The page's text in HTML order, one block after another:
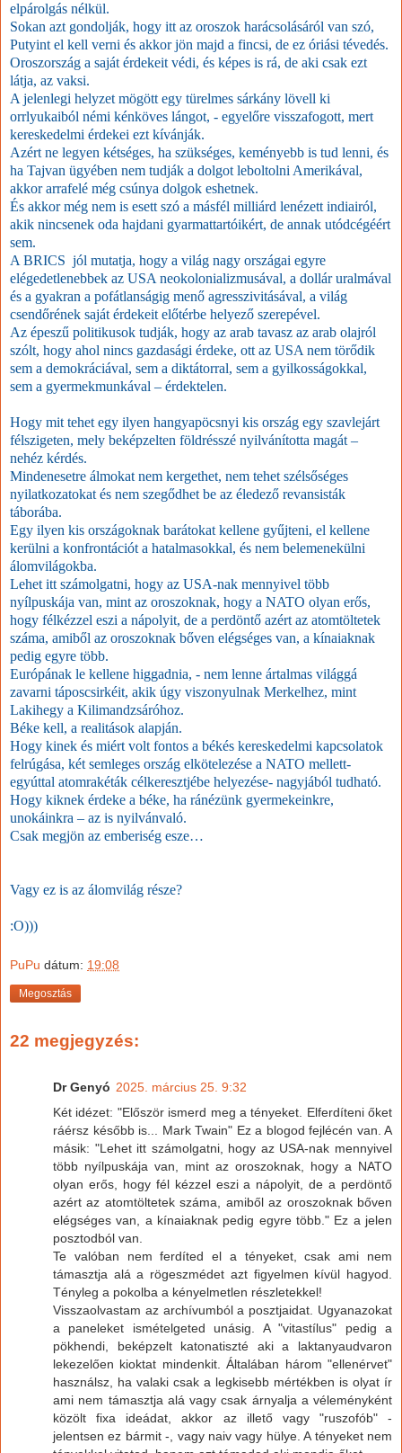
elpárolgás nélkül.
Sokan azt gondolják, hogy itt az oroszok harácsolásáról van szó,
Putyint el kell verni és akkor jön majd a fincsi, de ez óriási tévedés.
Oroszország a saját érdekeit védi, és képes is rá, de aki csak ezt
látja, az vaksi.
A jelenlegi helyzet mögött egy türelmes sárkány lövell ki
orrlyukaiból némi kénköves lángot, - egyelőre visszafogott, mert
kereskedelmi érdekei ezt kívánják.
Azért ne legyen kétséges, ha szükséges, keményebb is tud lenni, és
ha Tajvan ügyében nem tudják a dolgot leboltolni Amerikával,
akkor arrafelé még csúnya dolgok eshetnek.
És akkor még nem is esett szó a másfél milliárd lenézett indiairól,
akik nincsenek oda hajdani gyarmattartóikért, de annak utódcégéért
sem.
A BRICS jól mutatja, hogy a világ nagy országai egyre
elégedetlenebbek az USA neokolonializmusával, a dollár uralmával
és a gyakran a pofátlanságig menő agresszivitásával, a világ
csendőrének saját érdekeit előtérbe helyező szerepével.
Az épeszű politikusok tudják, hogy az arab tavasz az arab olajról
szólt, hogy ahol nincs gazdasági érdeke, ott az USA nem törődik
sem a demokráciával, sem a diktátorral, sem a gyilkosságokkal,
sem a gyermekmunkával – érdektelen.
Hogy mit tehet egy ilyen hangyapöcsnyi kis ország egy szavlejárt
félszigeten, mely beképzelten földrésszé nyilvánította magát –
nehéz kérdés.
Mindenesetre álmokat nem kergethet, nem tehet szélsőséges
nyilatkozatokat és nem szegődhet be az éledező revansisták
táborába.
Egy ilyen kis országoknak barátokat kellene gyűjteni, el kellene
kerülni a konfrontációt a hatalmasokkal, és nem belemenekülni
álomvilágokba.
Lehet itt számolgatni, hogy az USA-nak mennyivel több
nyílpuskája van, mint az oroszoknak, hogy a NATO olyan erős,
hogy félkézzel eszi a nápolyit, de a perdöntő azért az atomtöltetek
száma, amiből az oroszoknak bőven elégséges van, a kínaiaknak
pedig egyre több.
Európának le kellene higgadnia, - nem lenne ártalmas világgá
zavarni táposcsirkéit, akik úgy viszonyulnak Merkelhez, mint
Lakihegy a Kilimandzsáróhoz.
Béke kell, a realitások alapján.
Hogy kinek és miért volt fontos a békés kereskedelmi kapcsolatok
felrúgása, két semleges ország elkötelezése a NATO mellett-
egyúttal atomrakéták célkeresztjébe helyezése- nagyjából tudható.
Hogy kiknek érdeke a béke, ha ránézünk gyermekeinkre,
unokáinkra – az is nyilvánvaló.
Csak megjön az emberiség esze…
Vagy ez is az álomvilág része?
:O)))
PuPu dátum: 19:08
Megosztás
22 megjegyzés:
Dr Genyó 2025. március 25. 9:32
Két idézet: "Először ismerd meg a tényeket. Elferdíteni őket
ráérsz később is... Mark Twain" Ez a blogod fejlécén van. A
másik: "Lehet itt számolgatni, hogy az USA-nak mennyivel
több nyílpuskája van, mint az oroszoknak, hogy a NATO
olyan erős, hogy fél kézzel eszi a nápolyit, de a perdöntő
azért az atomtöltetek száma, amiből az oroszoknak bőven
elégséges van, a kínaiaknak pedig egyre több." Ez a jelen
posztodból van.
Te valóban nem ferdíted el a tényeket, csak ami nem
támasztja alá a rögeszmédet azt figyelmen kívül hagyod.
Tényleg a pokolba a kényelmetlen részletekkel!
Visszaolvastam az archívumból a posztjaidat. Ugyanazokat
a paneleket ismételgeted unásig. A "vitastílus" pedig a
pökhendi, beképzelt katonatiszté aki a laktanyaudvaron
lekezelően kioktat mindenkit. Általában három "ellenérvet"
használsz, ha valaki csak a legkisebb mértékben is olyat ír
ami nem támasztja alá vagy csak árnyalja a véleményként
közölt fixa ideádat, akkor az illető vagy "ruszofób" -
jelentsen ez bármit -, vagy naiv vagy hülye. A tényeket nem